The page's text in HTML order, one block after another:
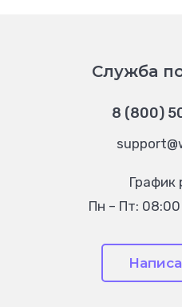
Служба
8 (800)
График
Пн – Пт: